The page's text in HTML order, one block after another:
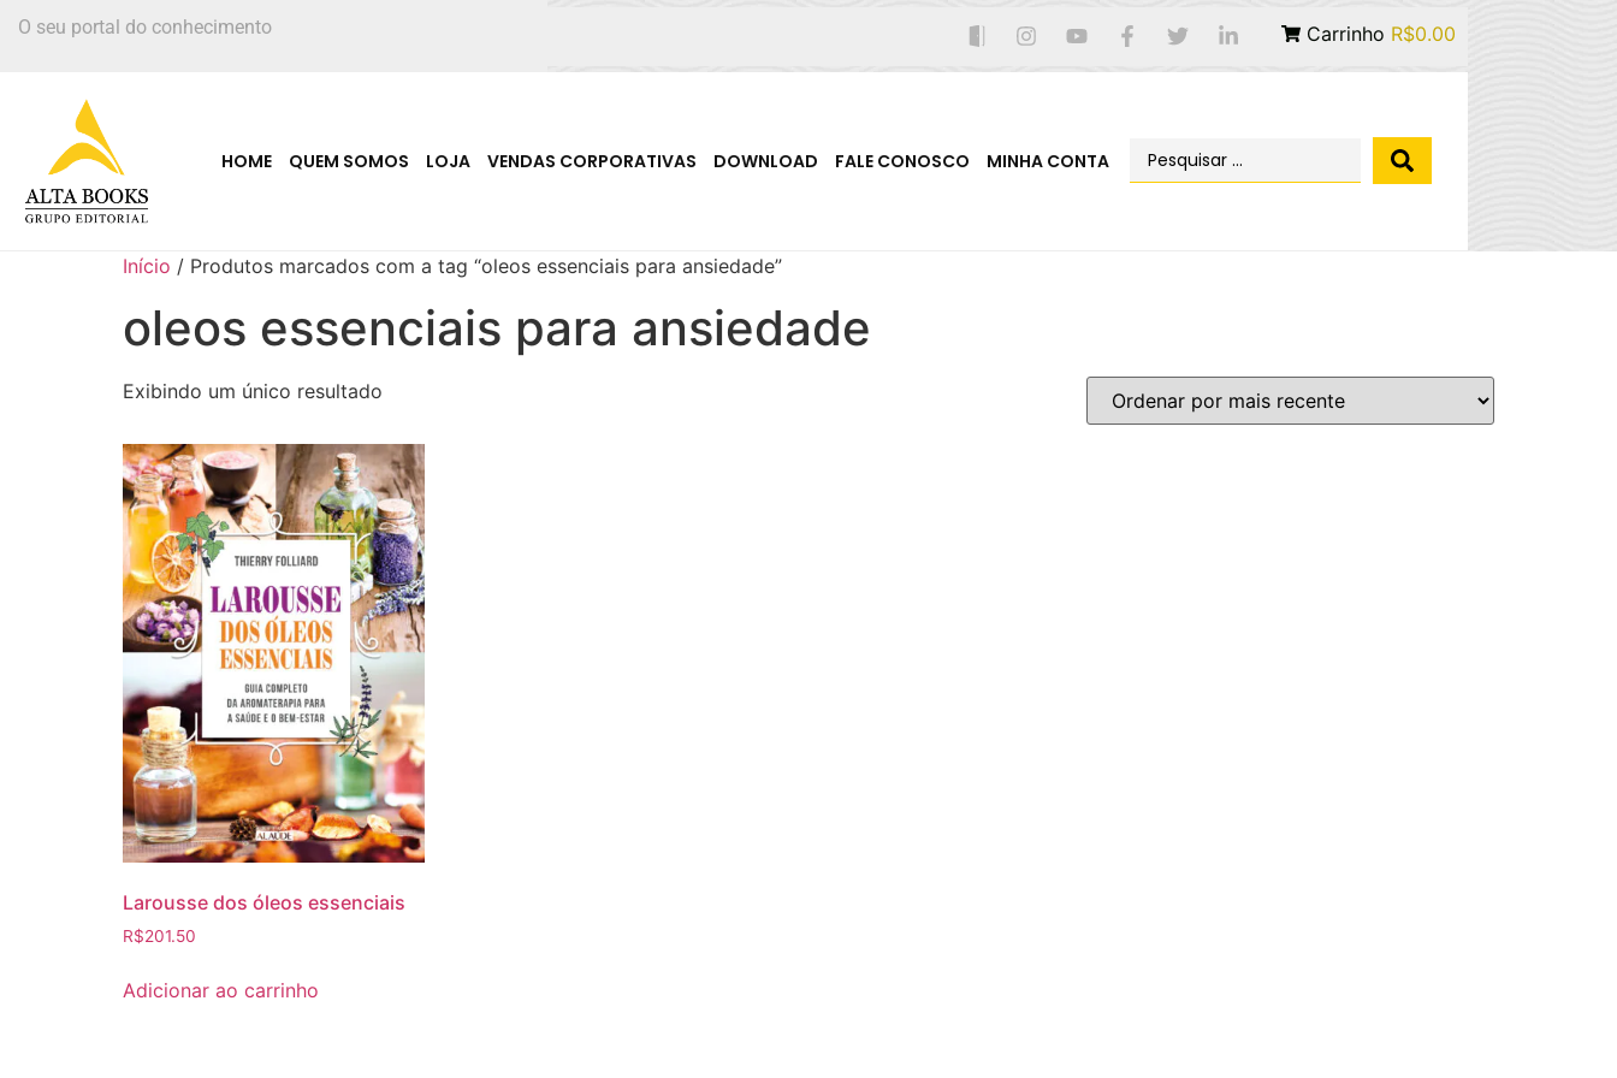
O seu portal do conhecimento Carrinho R$0.00
HOME QUEM SOMOS LOJA VENDAS CORPORATIVAS DOWNLOAD FALE CONOSCO MINHA CONTA
Início / Produtos marcados com a tag “oleos essenciais para ansiedade”
oleos essenciais para ansiedade
Exibindo um único resultado
Larousse dos óleos essenciais
R$201.50
Adicionar ao carrinho